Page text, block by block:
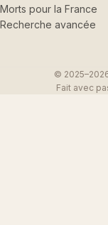
Morts pour la France
Recherche avancée
©
Fait avec